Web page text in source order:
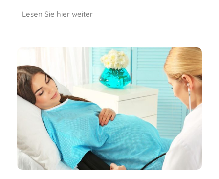
Lesen Sie hier weiter